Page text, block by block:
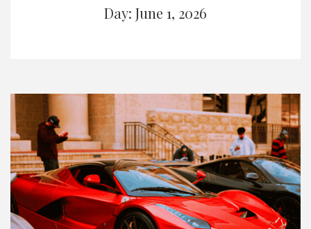
Day: June 1, 2026